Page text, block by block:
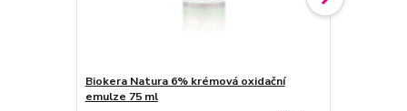
Biokera Natura 6% krémová oxidační
emulze 75 ml